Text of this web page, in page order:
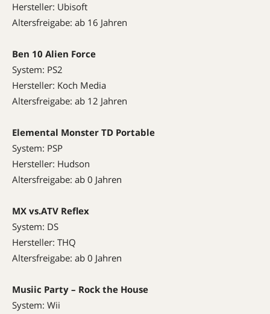
Hersteller: Ubisoft
Altersfreigabe: ab 16 Jahren
Ben 10 Alien Force
System: PS2
Hersteller: Koch Media
Altersfreigabe: ab 12 Jahren
Elemental Monster TD Portable
System: PSP
Hersteller: Hudson
Altersfreigabe: ab 0 Jahren
MX vs.ATV Reflex
System: DS
Hersteller: THQ
Altersfreigabe: ab 0 Jahren
Musiic Party – Rock the House
System: Wii